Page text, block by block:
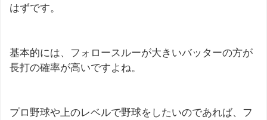
はずです。
基本的には、フォロースルーが大きいバッターの方が
長打の確率が高いですよね。
プロ野球や上のレベルで野球をしたいのであれば、フ